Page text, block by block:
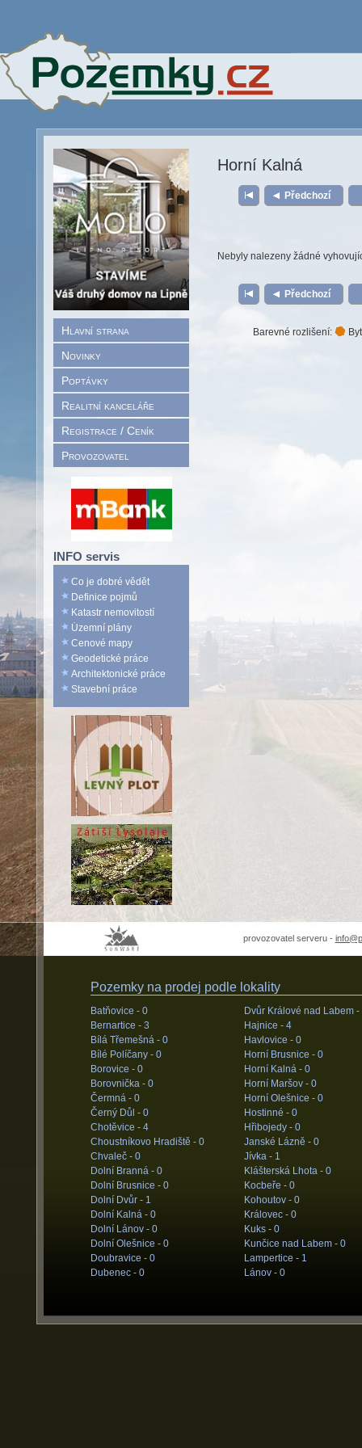
Hlavní strana
Novinky
Poptávky
Realitní kanceláře
Registrace / Ceník
Provozovatel
INFO servis
Co je dobré vědět
Definice pojmů
Katastr nemovitostí
Územní plány
Cenové mapy
Geodetické práce
Architektonické práce
Stavební práce
Horní Kalná
Předchozí
Nebyly nalezeny žádné
Předchozí
Barevné rozlišení:
provozovatel serveru -
Pozemky na prodej podle lokality
Batňovice - 0
Bernartice - 3
Bílá Třemešná - 0
Bílé Políčany - 0
Borovice - 0
Borovnička - 0
Čermná - 0
Černý Důl - 0
Chotěvice - 4
Choustníkovo Hradiště - 0
Chvaleč - 0
Dolní Branná - 0
Dolní Brusnice - 0
Dolní Dvůr - 1
Dolní Kalná - 0
Dolní Lánov - 0
Dolní Olešnice - 0
Doubravice - 0
Dubenec - 0
Dvůr Králové nad Labem -
Hajnice - 4
Havlovice - 0
Horní Brusnice - 0
Horní Kalná - 0
Horní Maršov - 0
Horní Olešnice - 0
Hostinné - 0
Hřibojedy - 0
Janské Lázně - 0
Jívka - 1
Klášterská Lhota - 0
Kocbeře - 0
Kohoutov - 0
Královec - 0
Kuks - 0
Kunčice nad Labem - 0
Lampertice - 1
Lánov - 0